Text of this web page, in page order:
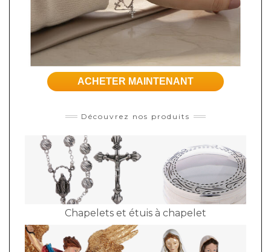
ACHETER MAINTENANT
Découvrez nos produits
Chapelets et étuis à chapelet